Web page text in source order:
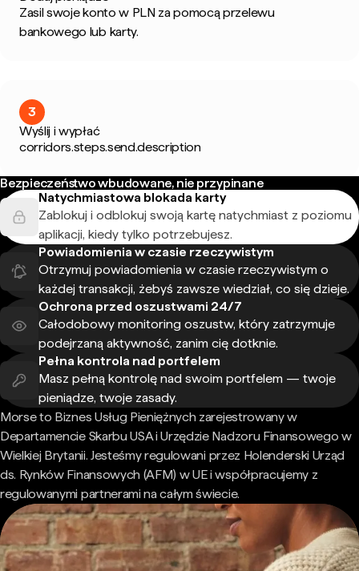
Zasil swoje konto w PLN za pomocą przelewu
bankowego lub karty.
3
Wyślij i wypłać
corridors.steps.send.description
Bezpieczeństwo wbudowane, nie przypinane
Natychmiastowa blokada karty
Zablokuj i odblokuj swoją kartę natychmiast z poziomu
aplikacji, kiedy tylko potrzebujesz.
Powiadomienia w czasie rzeczywistym
Otrzymuj powiadomienia w czasie rzeczywistym o
każdej transakcji, żebyś zawsze wiedział, co się dzieje.
Ochrona przed oszustwami 24/7
Całodobowy monitoring oszustw, który zatrzymuje
podejrzaną aktywność, zanim cię dotknie.
Pełna kontrola nad portfelem
Masz pełną kontrolę nad swoim portfelem — twoje
pieniądze, twoje zasady.
Morse to Biznes Usług Pieniężnych zarejestrowany w
Departamencie Skarbu USA i Urzędzie Nadzoru Finansowego w
Wielkiej Brytanii. Jesteśmy regulowani przez Holenderski Urząd
ds. Rynków Finansowych (AFM) w UE i współpracujemy z
regulowanymi partnerami na całym świecie.